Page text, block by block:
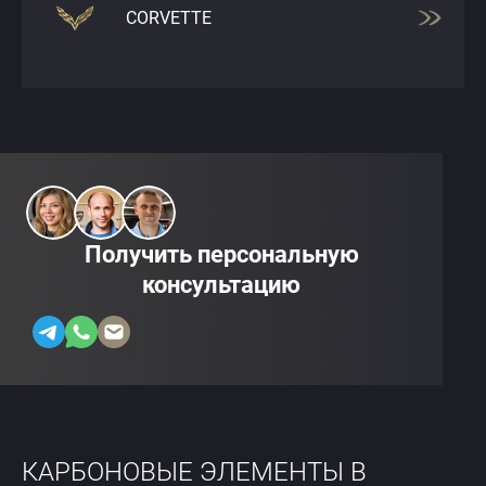
CORVETTE
Получить персональную
консультацию
КАРБОНОВЫЕ ЭЛЕМЕНТЫ В